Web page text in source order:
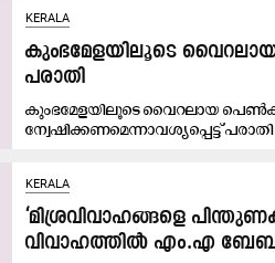
KERALA
കുംഭമേളയിലൂടെ വൈറലായ
പരാതി
കുംഭമേളയിലൂടെ വൈറലായ
ന്വേഷിക്കണമെന്നാവശ്യപ്പെട്ട്
KERALA
‘മിശ്രവിവാഹങ്ങളെ
വിവാഹത്തിൽ എം.എ